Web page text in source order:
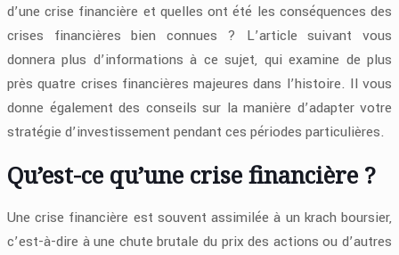
d’une crise financière et quelles ont été les conséquences des
crises financières bien connues ? L’article suivant vous
donnera plus d’informations à ce sujet, qui examine de plus
près quatre crises financières majeures dans l’histoire. Il vous
donne également des conseils sur la manière d’adapter votre
stratégie d’investissement pendant ces périodes particulières.
Qu’est-ce qu’une crise financière ?
Une crise financière est souvent assimilée à un krach boursier,
c’est-à-dire à une chute brutale du prix des actions ou d’autres